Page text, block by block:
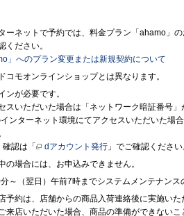
ーネットで予約では、料金プラン「ahamo」の
ください。
」へのプラン変更または新規契約について
コモオンラインショップとは異なります。
ンが必要です。
スいただいた場合は「ネットワーク暗証番号
ンターネット環境にてアクセスいただいた場
認は「
dアカウント発行 」でご確認ください
の場合には、お申込みできません。
～（翌日）午前7時までシステムメンテナン
予約は、店舗からの商品入荷連絡後に実施いた
来店いただいた場合、商品の準備ができないこ